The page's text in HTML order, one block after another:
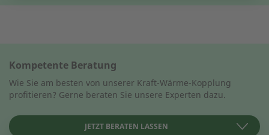
Wie können wir Ihnen helfen?
Kompetente Beratung
Wie Sie am besten von unserer Kraft-Wärme-Kopplung
profitieren? Gerne beraten Sie unsere Experten dazu.
JETZT BERATEN LASSEN